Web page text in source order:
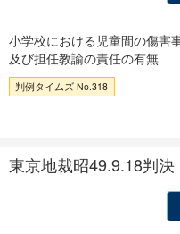
小学校における児童間の傷害
及び担任教諭の責任の有無
判例タイムズ No.318
東京地裁昭49.9.18判決